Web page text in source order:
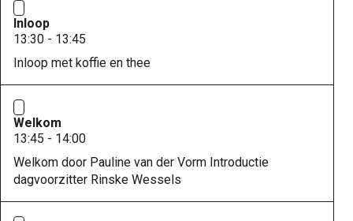
Inloop
13:30 - 13:45
Inloop met koffie en thee
Welkom
13:45 - 14:00
Welkom door Pauline van der Vorm Introductie
dagvoorzitter Rinske Wessels